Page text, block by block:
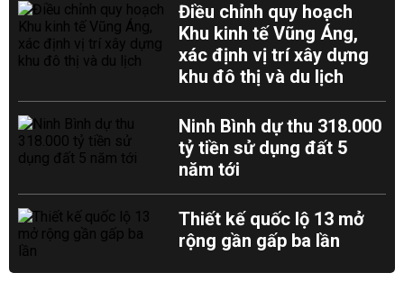
Điều chỉnh quy hoạch
Khu kinh tế Vũng Áng,
xác định vị trí xây dựng
khu đô thị và du lịch
Ninh Bình dự thu 318.000
tỷ tiền sử dụng đất 5
năm tới
Thiết kế quốc lộ 13 mở
rộng gần gấp ba lần